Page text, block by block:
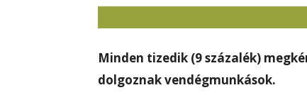
Minden tizedik (9 százalék)
dolgoznak vendégmunkások.